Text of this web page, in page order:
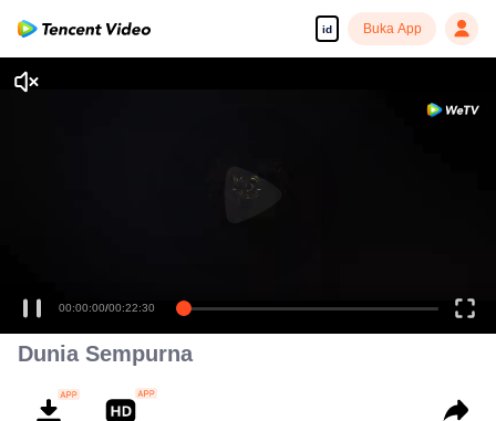
id Buka App
00:00:00/00:22:30
Dunia Sempurna